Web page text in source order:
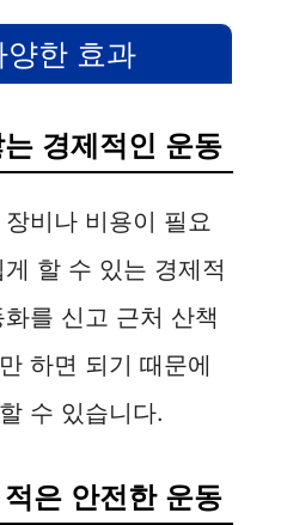
양한 효과
경제적인 운동
비나 비용이 필요
할 수 있는 경제적
를 신고 근처 산책
하면 되기 때문에
수 있습니다.
은 안전한 운동